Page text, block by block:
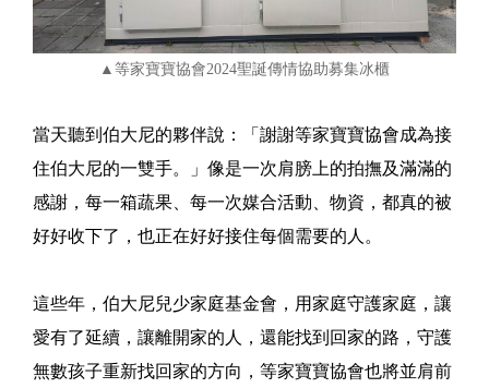
▲等家寶寶協會2024聖誕傳情協助募集冰櫃
當天聽到伯大尼的夥伴說：「謝謝等家寶寶協會成為接
住伯大尼的一雙手。」像是一次肩膀上的拍撫及滿滿的
感謝，每一箱蔬果、每一次媒合活動、物資，都真的被
好好收下了，也正在好好接住每個需要的人。
這些年，伯大尼兒少家庭基金會，用家庭守護家庭，讓
愛有了延續，讓離開家的人，還能找到回家的路，守護
無數孩子重新找回家的方向，等家寶寶協會也將並肩前